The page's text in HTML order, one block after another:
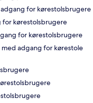
for kørestolsbrugere
kørestolsbrugere
for kørestolsbrugere
adgang for kørestole